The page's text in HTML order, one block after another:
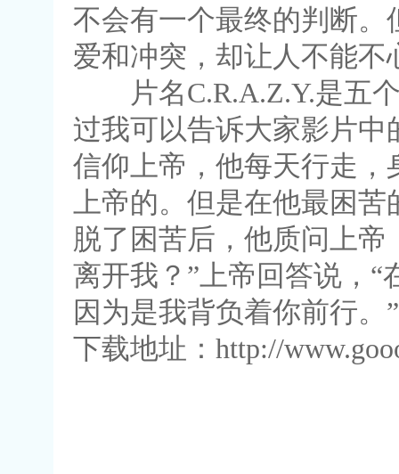
不会有一个最终的判断
爱和冲突，却让人不能不
片名C.R.A.Z.Y.是五个
过我可以告诉大家影片
信仰上帝，他每天行走
上帝的。但是在他最困
脱了困苦后，他质问上
离开我？”上帝回答说，
因为是我背负着你前行。”
下载地址：http://